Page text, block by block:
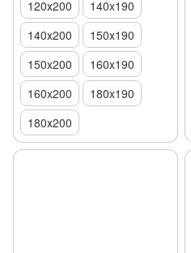
120х200
140x190
140х200
150х190
150x200
160x190
160x200
180x190
180х200